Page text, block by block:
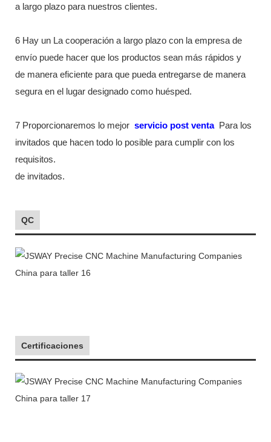
a largo plazo para nuestros clientes.
6 Hay un La cooperación a largo plazo con la empresa de
envío puede hacer que los productos sean más rápidos y
de manera eficiente para que pueda entregarse de manera
segura en el lugar designado como huésped.
7 Proporcionaremos lo mejor servicio post venta Para los
invitados que hacen todo lo posible para cumplir con los
requisitos.
de invitados.
QC
Certificaciones